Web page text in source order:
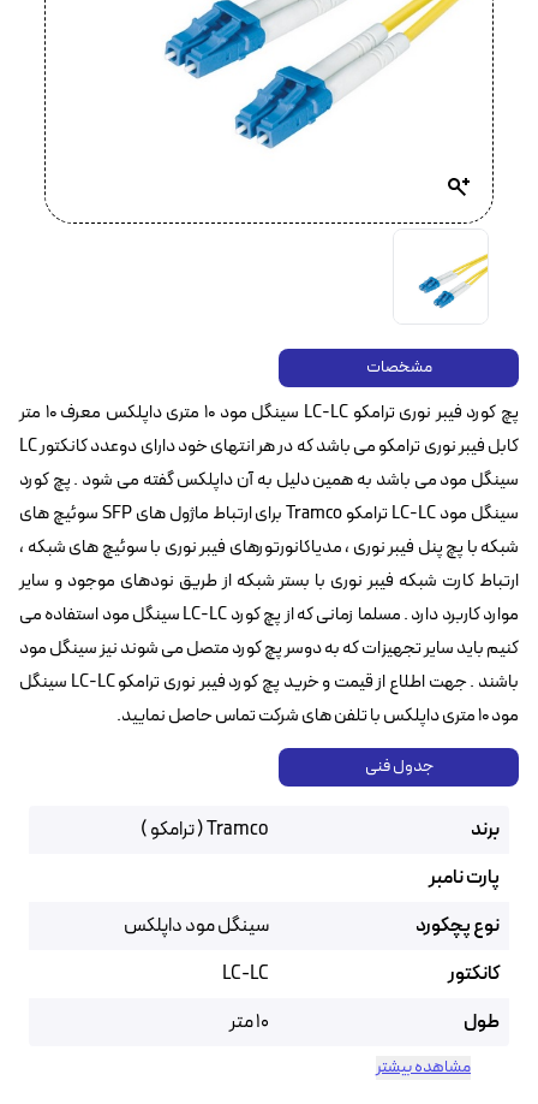
مشخصات
پچ کورد فیبر نوری ترامکو LC-LC سینگل مود ۱۰ متری داپلکس معرف ۱۰ متر
کابل فیبر نوری ترامکو می باشد که در هر انتهای خود دارای دوعدد کانکتور LC
سینگل مود می باشد به همین دلیل به آن داپلکس گفته می شود . پچ کورد
سینگل مود LC-LC ترامکو Tramco برای ارتباط ماژول های SFP سوئیچ های
شبکه با پچ پنل فیبر نوری ، مدیاکانورتورهای فیبر نوری با سوئیچ های شبکه ،
ارتباط کارت شبکه فیبر نوری با بستر شبکه از طریق نودهای موجود و سایر
موارد کاربرد دارد . مسلما زمانی که از پچ کورد LC-LC سینگل مود استفاده می
کنیم باید سایر تجهیزات که به دوسر پچ کورد متصل می شوند نیز سینگل مود
باشند . جهت اطلاع از قیمت و خرید پچ کورد فیبر نوری ترامکو LC-LC سینگل
مود ۱۰ متری داپلکس با تلفن های شرکت تماس حاصل نمایید.
جدول فنی
برند
Tramco ( ترامکو )
پارت نامبر
نوع پچکورد
سینگل مود داپلکس
کانکتور
LC-LC
طول
10 متر
مشاهده بیشتر